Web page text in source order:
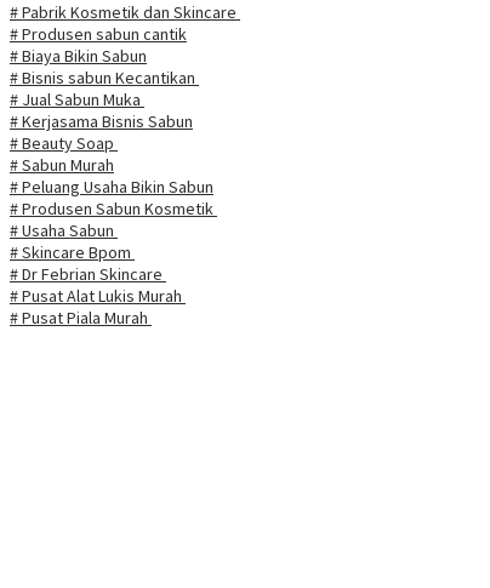
# Pabrik Kosmetik dan Skincare
# Produsen sabun cantik
# Biaya Bikin Sabun
# Bisnis sabun Kecantikan
# Jual Sabun Muka
# Kerjasama Bisnis Sabun
# Beauty Soap
# Sabun Murah
# Peluang Usaha Bikin Sabun
# Produsen Sabun Kosmetik
# Usaha Sabun
# Skincare Bpom
# Dr Febrian Skincare
# Pusat Alat Lukis Murah
# Pusat Piala Murah